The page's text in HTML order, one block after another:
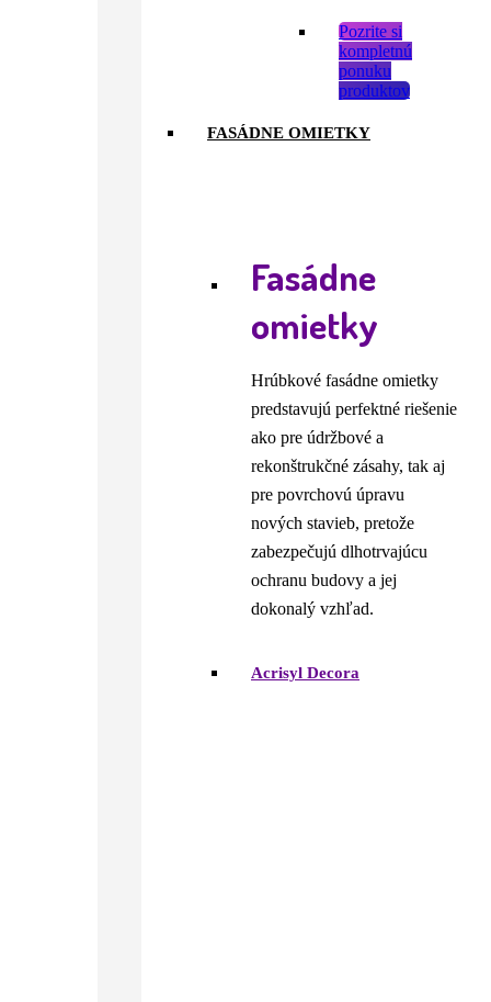
Pozrite si
kompletnú
ponuku
produktov
FASÁDNE OMIETKY
Fasádne
omietky
Hrúbkové fasádne omietky
predstavujú perfektné riešenie
ako pre údržbové a
rekonštrukčné zásahy, tak aj
pre povrchovú úpravu
nových stavieb, pretože
zabezpečujú dlhotrvajúcu
ochranu budovy a jej
dokonalý vzhľad.
Acrisyl Decora